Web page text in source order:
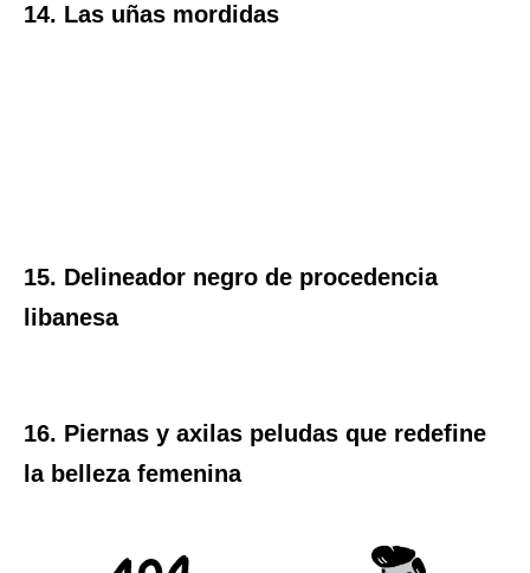
14. Las uñas mordidas
15. Delineador negro de procedencia
libanesa
16. Piernas y axilas peludas que redefine
la belleza femenina